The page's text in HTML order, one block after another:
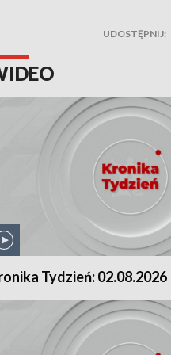
UDOSTĘPNIJ:
Tydzień: 02.08.2026